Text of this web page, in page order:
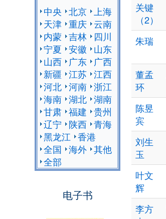
中央 北京 上海
天津 重庆 云南
内蒙 吉林
四川
宁夏 安徽
山东
山西
广东
广西
新疆 江苏 江西
河北 河南 浙江
海南 湖北 湖南
甘肃 福建 贵州
辽宁
陕西 青海
黑龙江 香港
全国 海外 其他
全部
电子书
关键
（2）
朱瑞
董孟
环
陈昱
宾
刘生
玉
叶文
辉
李方